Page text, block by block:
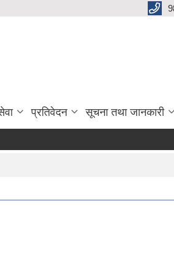
प्रतिवेदन सूचना तथा जानकारी